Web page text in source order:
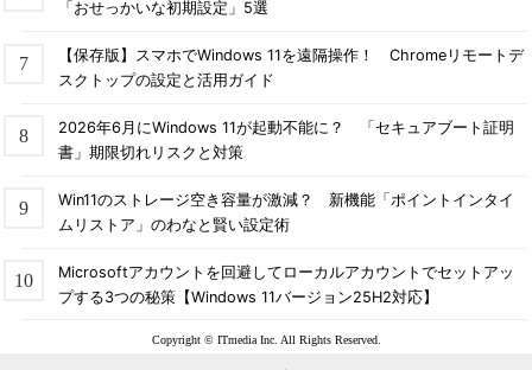
「おせっかいな初期設定」5選
【保存版】スマホでWindows 11を遠隔操作！ Chromeリモートデ
スクトップの設定と活用ガイド
2026年6月にWindows 11が起動不能に？ 「セキュアブート証明
書」期限切れリスクと対策
Win11のストレージ空き容量が激減？ 新機能「ポイントインタイ
ムリストア」のわなと賢い設定術
Microsoftアカウントを回避してローカルアカウントでセットアッ
プする3つの秘策【Windows 11バージョン25H2対応】
Copyright © ITmedia Inc. All Rights Reserved.